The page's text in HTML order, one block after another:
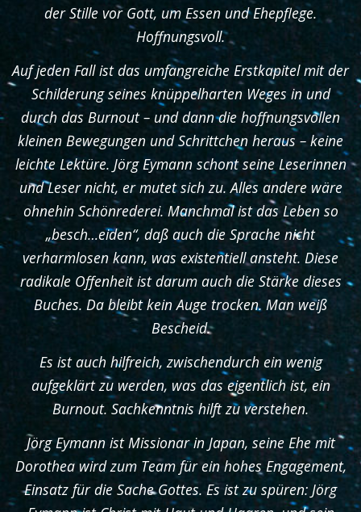
der Stille vor Gott, um Essen und Ehepflege.
Hoffnungsvoll.
Auf jeden Fall ist das umfangreiche Erstkapitel mit der
Schilderung seines knüppelharten Weges in und
durch das Burnout – und dann die hoffnungsvollen
kleinen Bewegungen und Schrittchen heraus – keine
leichte Lektüre. Jörg Eymann schont seine Leserinnen
und Leser nicht, er mutet sich zu. Alles andere wäre
ohnehin Schönrederei. Manchmal ist das Leben so
„besch…eiden“, daß auch die Sprache nicht
verharmlosen kann, was existentiell ansteht. Diese
radikale Offenheit ist darum auch die Stärke dieses
Buches. Da bleibt kein Auge trocken. Man weiß
Bescheid.
Es ist auch hilfreich, zwischendurch ein wenig
aufgeklärt zu werden, was das eigentlich ist, ein
Burnout. Sachkenntnis hilft zu verstehen.
Jörg Eymann ist Missionar in Japan, seine Ehe mit
Dorothea wird zum Team für ein hohes Engagement,
Einsatz für die Sache Gottes. Es ist zu spüren: Jörg